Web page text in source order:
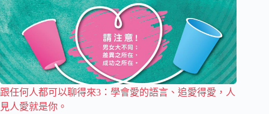
跟任何人都可以聊得來3：學會愛的語言、追愛得愛，人
見人愛就是你。